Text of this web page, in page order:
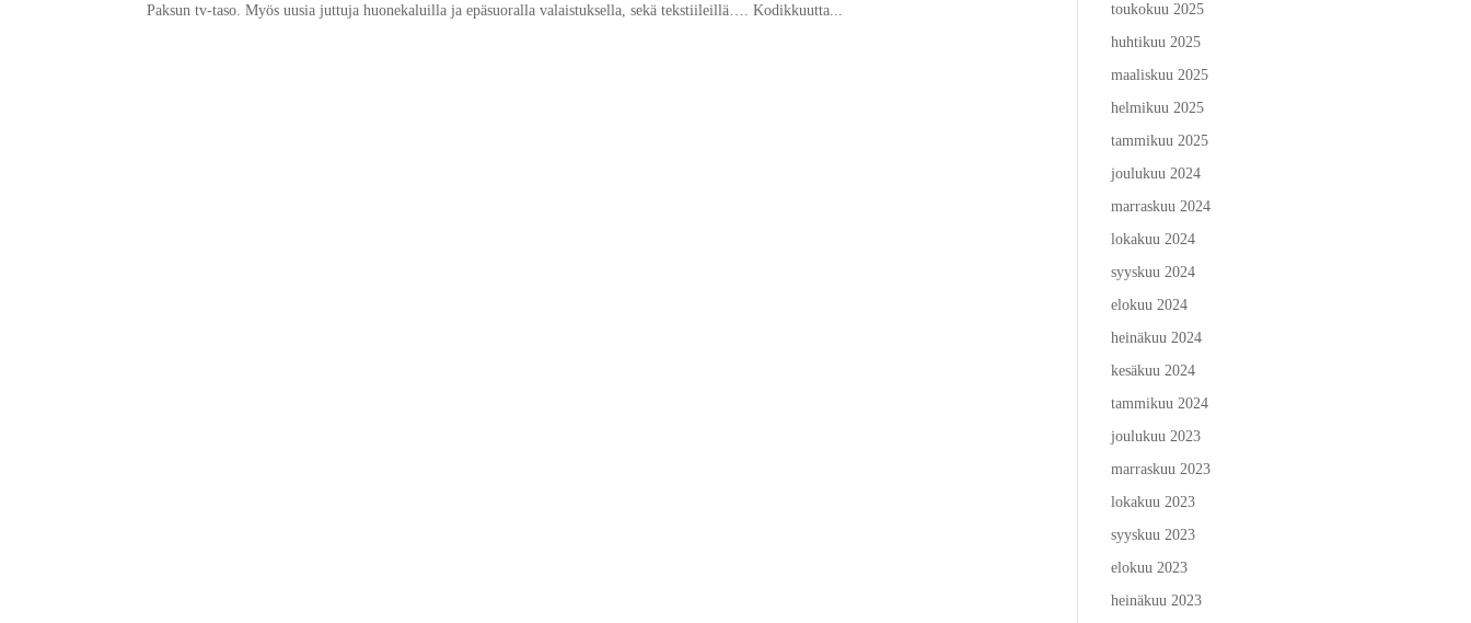
Paksun tv-taso. Myös uusia juttuja huonekaluilla ja epäsuoralla valaistuksella, sekä tekstiileillä…. Kodikkuutta...
toukokuu 2025
huhtikuu 2025
maaliskuu 2025
helmikuu 2025
tammikuu 2025
joulukuu 2024
marraskuu 2024
lokakuu 2024
syyskuu 2024
elokuu 2024
heinäkuu 2024
kesäkuu 2024
tammikuu 2024
joulukuu 2023
marraskuu 2023
lokakuu 2023
syyskuu 2023
elokuu 2023
heinäkuu 2023